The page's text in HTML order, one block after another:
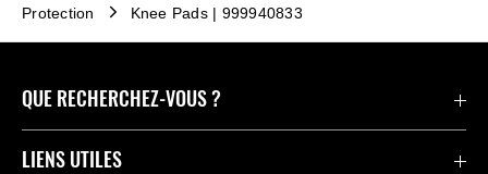
Protection
Knee Pads | 999940833
QUE RECHERCHEZ-VOUS ?
Motos
LIENS UTILES